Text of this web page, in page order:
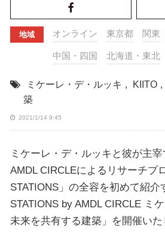
地域 オンライン 東京都 関東
中国・四国 北海道・東北
ミケーレ・デ・ルッキ , KIITO ,
築
2021/1/14 9:45
ミケーレ・デ・ルッキと彼が主
AMDL CIRCLEによるリサーチプ
STATIONS」の全容を初めて紹介
STATIONS by AMDL CIRCLE ミ
未来を共有する建築」を開催いた